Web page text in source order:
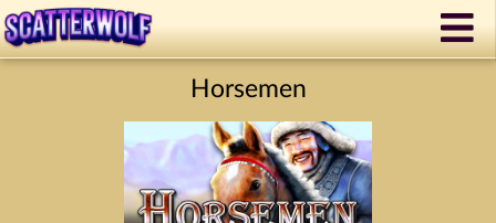
Horsemen